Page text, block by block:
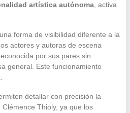
artística autónoma, activa
forma de visibilidad diferente a la
actores y autoras de escena
por sus pares sin
general. Este funcionamiento
detallar con precisión la
Thioly, ya que los